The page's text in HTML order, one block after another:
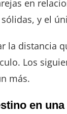
en
y el
distancia
Los
más.
en